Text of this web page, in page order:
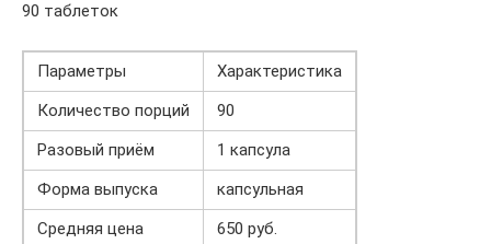
90 таблеток
Параметры
Характеристика
Количество порций
90
Разовый приём
1 капсула
Форма выпуска
капсульная
Средняя цена
650 руб.